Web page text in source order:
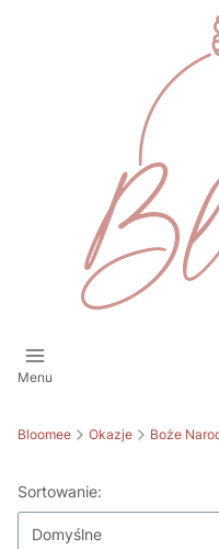
Menu
Bloomee Okazje Boże
Lista produktów
Sortowanie:
Domyślne